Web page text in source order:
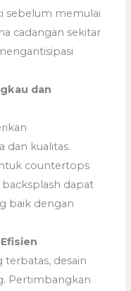
sebelum memulai
cadangan sekitar
dan
dan kualitas.
countertops
dapat
baik dengan
terbatas, desain
Pertimbangkan